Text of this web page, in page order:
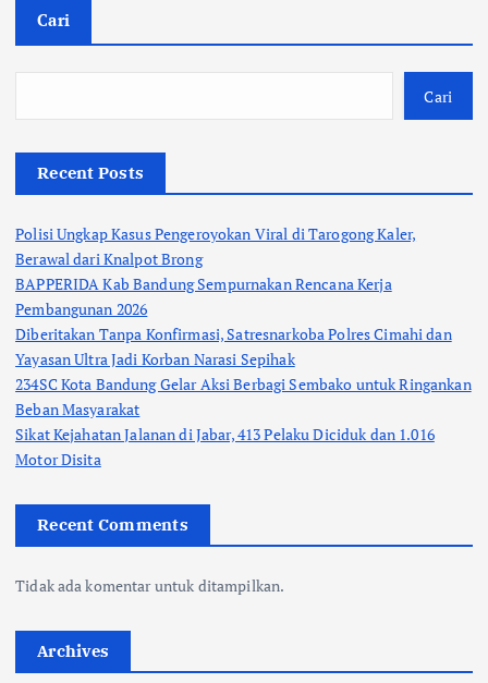
Cari
Cari
Recent Posts
Polisi Ungkap Kasus Pengeroyokan Viral di Tarogong Kaler,
Berawal dari Knalpot Brong
BAPPERIDA Kab Bandung Sempurnakan Rencana Kerja
Pembangunan 2026
Diberitakan Tanpa Konfirmasi, Satresnarkoba Polres Cimahi dan
Yayasan Ultra Jadi Korban Narasi Sepihak
234SC Kota Bandung Gelar Aksi Berbagi Sembako untuk Ringankan
Beban Masyarakat
Sikat Kejahatan Jalanan di Jabar, 413 Pelaku Diciduk dan 1.016
Motor Disita
Recent Comments
Tidak ada komentar untuk ditampilkan.
Archives